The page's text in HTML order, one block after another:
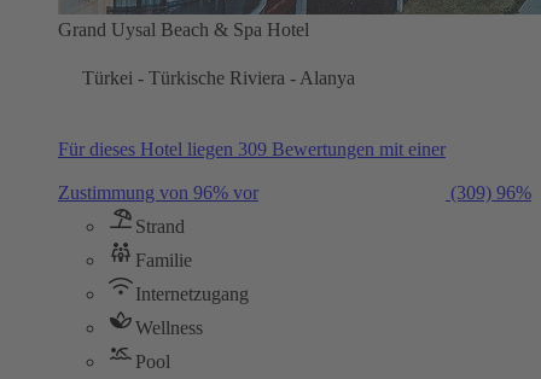
Grand Uysal Beach & Spa Hotel
Türkei - Türkische Riviera - Alanya
Für dieses Hotel liegen 309 Bewertungen mit einer
Zustimmung von 96% vor (309) 96%
Strand
Familie
Internetzugang
Wellness
Pool